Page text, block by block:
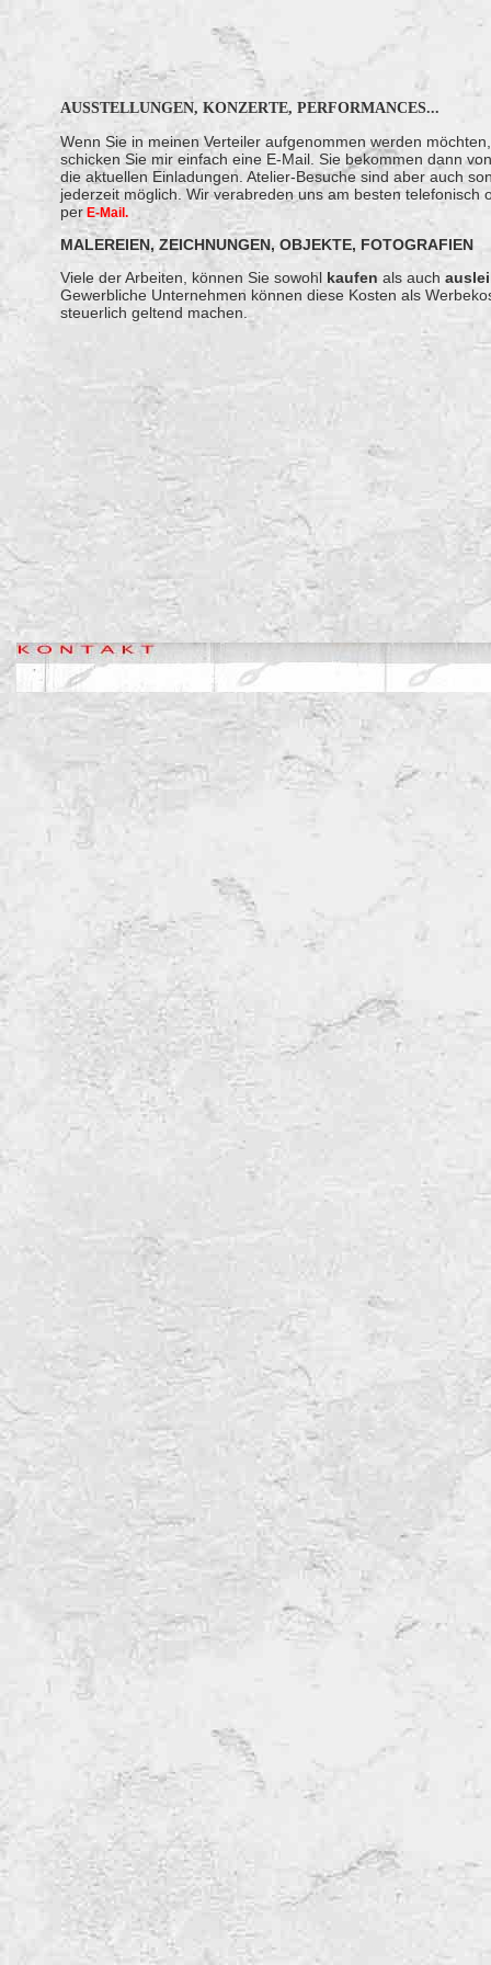
AUSSTELLUNGEN, KONZERTE, PERFORMANCES...
Wenn Sie in meinen Verteiler aufgenommen werden möchten,
schicken Sie mir einfach eine E-Mail. Sie bekommen dann
die aktuellen Einladungen. Atelier-Besuche sind aber auch
jederzeit möglich. Wir verabreden uns am besten telefonisch
perE-Mail.
MALEREIEN, ZEICHNUNGEN, OBJEKTE, FOTOGRAFIEN
Viele der Arbeiten, können Sie sowohl kaufen als auch
Gewerbliche Unternehmen können diese Kosten als
steuerlich geltend machen.